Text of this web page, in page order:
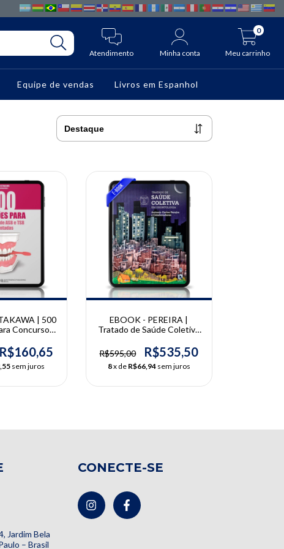
Atendimento Minha conta Meu carrinho
0
Equipe de vendas Livros em Espanhol
| 500
Concursos
E
R$160,65
sem juros
EBOOK - PEREIRA |
Tratado de Saúde Coletiva
Carlos Pereira
R$595,00 R$535,50
8x de R$66,94 sem juros
Jardim Bela
– Brasil
CONECTE-SE